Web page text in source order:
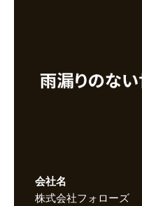
会社名
株式会社フォローズ